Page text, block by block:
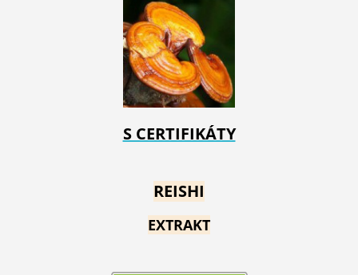
S CERTIFIKÁTY
REISHI
EXTRAKT